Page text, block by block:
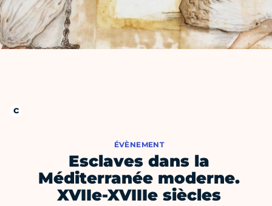
ÉVÈNEMENT
Esclaves dans la
Méditerranée moderne.
XVIIe-XVIIIe siècles